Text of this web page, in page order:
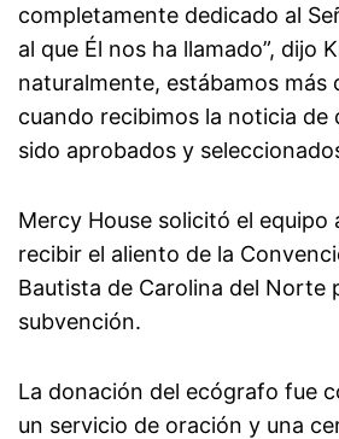
completamente dedicado al
al que Él nos ha llamado”, dijo
naturalmente, estábamos más
cuando recibimos la noticia de
sido aprobados y
Mercy House solicitó el equipo
recibir el aliento de la
Bautista de Carolina del Norte
subvención.
La donación del ecógrafo fue
un servicio de oración y una